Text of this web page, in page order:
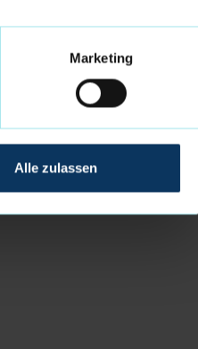
Marketing
Alle zulassen